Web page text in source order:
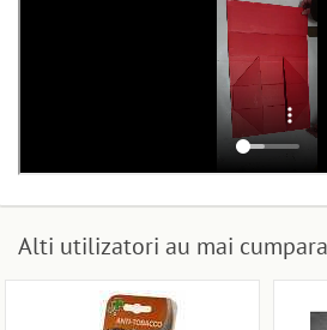
Alti utilizatori au mai